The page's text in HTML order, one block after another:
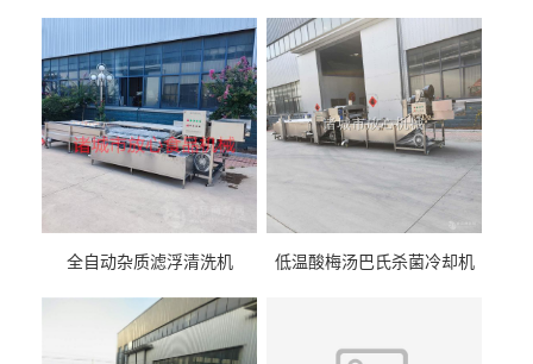
全自动杂质滤浮清洗机 低温酸梅汤巴氏杀菌冷却机